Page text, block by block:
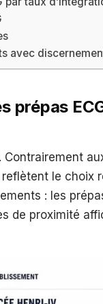
avec
prépas
reflètent le choix
: les
de proximité